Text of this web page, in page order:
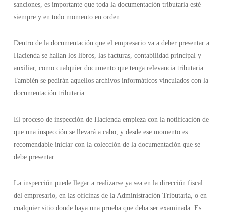
sanciones, es importante que toda la documentación tributaria esté
siempre y en todo momento en orden.
Dentro de la documentación que el empresario va a deber presentar a
Hacienda se hallan los libros, las facturas, contabilidad principal y
auxiliar, como cualquier documento que tenga relevancia tributaria.
También se pedirán aquellos archivos informáticos vinculados con la
documentación tributaria.
El proceso de inspección de Hacienda empieza con la notificación de
que una inspección se llevará a cabo, y desde ese momento es
recomendable iniciar con la colección de la documentación que se
debe presentar.
La inspección puede llegar a realizarse ya sea en la dirección fiscal
del empresario, en las oficinas de la Administración Tributaria, o en
cualquier sitio donde haya una prueba que deba ser examinada. Es